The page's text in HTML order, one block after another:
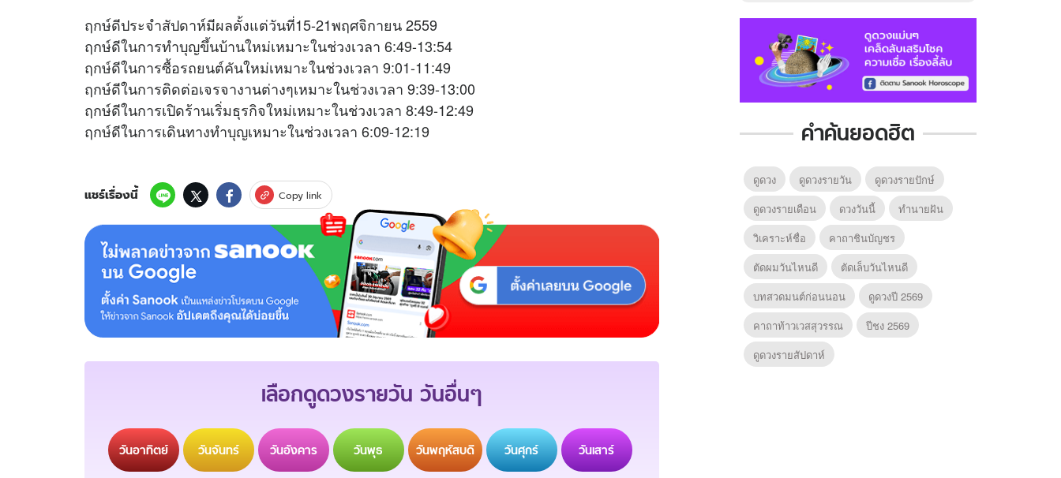
ฤกษ์ดีประจำสัปดาห์มีผลตั้งแต่วันที่15-21พฤศจิกายน 2559
ฤกษ์ดีในการทำบุญขึ้นบ้านใหม่เหมาะในช่วงเวลา 6:49-13:54
ฤกษ์ดีในการซื้อรถยนต์คันใหม่เหมาะในช่วงเวลา 9:01-11:49
ฤกษ์ดีในการติดต่อเจรจางานต่างๆเหมาะในช่วงเวลา 9:39-13:00
ฤกษ์ดีในการเปิดร้านเริ่มธุรกิจใหม่เหมาะในช่วงเวลา 8:49-12:49
ฤกษ์ดีในการเดินทางทำบุญเหมาะในช่วงเวลา 6:09-12:19
แชร์เรื่องนี้ Copy link
เลือกดูดวงรายวัน วันอื่นๆ
วันอาทิตย์ วันจันทร์ วันอังคาร วันพุธ วันพฤหัสบดี วันศุกร์ วันเสาร์
คำค้นยอดฮิต
ดูดวง ดูดวงรายวัน
ดูดวงรายปักษ์
ดูดวงรายเดือน
ดวงวันนี้
ทํานายฝัน
วิเคราะห์ชื่อ
คาถาชินบัญชร
ตัดผมวันไหนดี
ตัดเล็บวันไหนดี
บทสวดมนต์ก่อนนอน
ดูดวงปี 2569
คาถาท้าวเวสสุวรรณ
ปีชง 2569
ดูดวงรายสัปดาห์